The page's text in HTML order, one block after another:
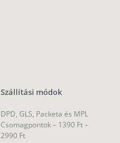
Szállítási módok
DPD, GLS, Packeta és MPL
Csomagpontok – 1390 Ft –
2990 Ft